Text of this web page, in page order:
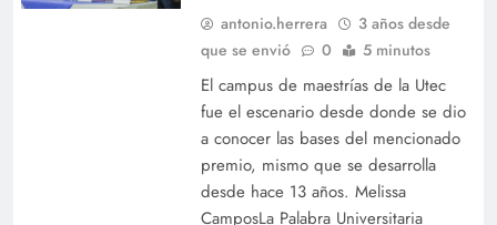
antonio.herrera
3 años desde
que se envió
0 5 minutos
El campus de maestrías de la Utec
fue el escenario desde donde se dio
a conocer las bases del mencionado
premio, mismo que se desarrolla
desde hace 13 años. Melissa
CamposLa Palabra Universitaria